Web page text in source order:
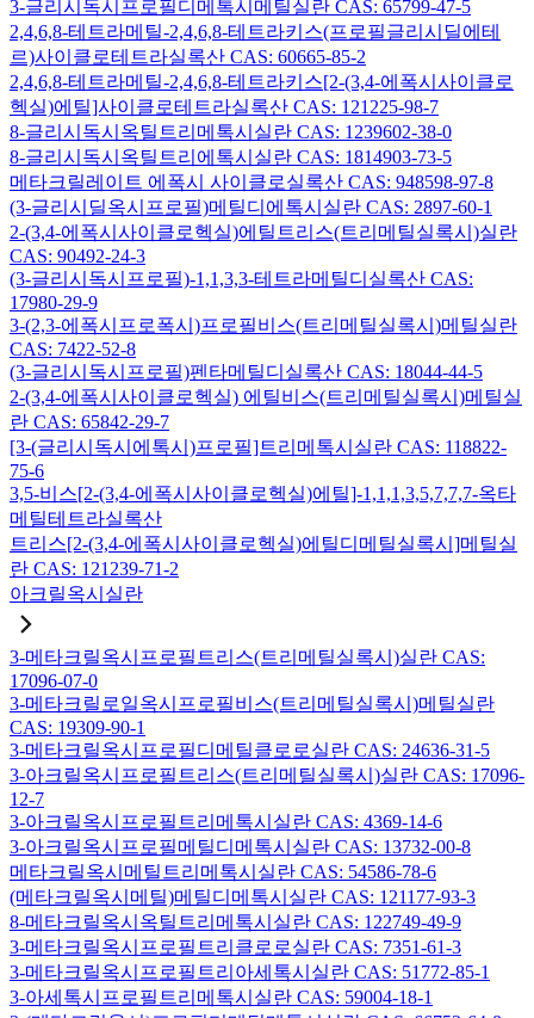
3-글리시독시프로필디메톡시메틸실란 CAS: 65799-47-5
2,4,6,8-테트라메틸-2,4,6,8-테트라키스(프로필글리시딜에테
르)사이클로테트라실록산 CAS: 60665-85-2
2,4,6,8-테트라메틸-2,4,6,8-테트라키스[2-(3,4-에폭시사이클로
헥실)에틸]사이클로테트라실록산 CAS: 121225-98-7
8-글리시독시옥틸트리메톡시실란 CAS: 1239602-38-0
8-글리시독시옥틸트리에톡시실란 CAS: 1814903-73-5
메타크릴레이트 에폭시 사이클로실록산 CAS: 948598-97-8
(3-글리시딜옥시프로필)메틸디에톡시실란 CAS: 2897-60-1
2-(3,4-에폭시사이클로헥실)에틸트리스(트리메틸실록시)실란
CAS: 90492-24-3
(3-글리시독시프로필)-1,1,3,3-테트라메틸디실록산 CAS:
17980-29-9
3-(2,3-에폭시프로폭시)프로필비스(트리메틸실록시)메틸실란
CAS: 7422-52-8
(3-글리시독시프로필)펜타메틸디실록산 CAS: 18044-44-5
2-(3,4-에폭시사이클로헥실) 에틸비스(트리메틸실록시)메틸실
란 CAS: 65842-29-7
[3-(글리시독시에톡시)프로필]트리메톡시실란 CAS: 118822-
75-6
3,5-비스[2-(3,4-에폭시사이클로헥실)에틸]-1,1,1,3,5,7,7,7-옥타
메틸테트라실록산
트리스[2-(3,4-에폭시사이클로헥실)에틸디메틸실록시]메틸실
란 CAS: 121239-71-2
아크릴옥시실란
3-메타크릴옥시프로필트리스(트리메틸실록시)실란 CAS:
17096-07-0
3-메타크릴로일옥시프로필비스(트리메틸실록시)메틸실란
CAS: 19309-90-1
3-메타크릴옥시프로필디메틸클로로실란 CAS: 24636-31-5
3-아크릴옥시프로필트리스(트리메틸실록시)실란 CAS: 17096-
12-7
3-아크릴옥시프로필트리메톡시실란 CAS: 4369-14-6
3-아크릴옥시프로필메틸디메톡시실란 CAS: 13732-00-8
메타크릴옥시메틸트리메톡시실란 CAS: 54586-78-6
(메타크릴옥시메틸)메틸디메톡시실란 CAS: 121177-93-3
8-메타크릴옥시옥틸트리메톡시실란 CAS: 122749-49-9
3-메타크릴옥시프로필트리클로로실란 CAS: 7351-61-3
3-메타크릴옥시프로필트리아세톡시실란 CAS: 51772-85-1
3-아세톡시프로필트리메톡시실란 CAS: 59004-18-1